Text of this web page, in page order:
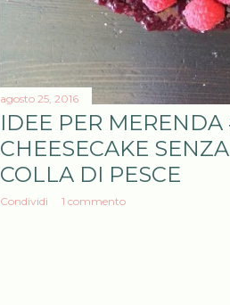
agosto 25, 2016
IDEE PER MERENDA
CHEESECAKE
COLLA DI PESCE
Condividi 1 commento